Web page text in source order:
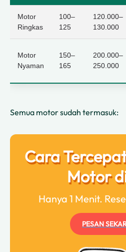
Motor
Ringkas
100–
125
120.000–
130.000
Motor
Nyaman
150–
165
200.000–
250.000
Semua motor sudah termasuk:
Cara
Motor
Hanya 1 Menit.
PESAN